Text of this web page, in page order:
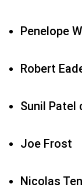
Penelope
Robert
Sunil Patel
Joe Frost
Nicolas